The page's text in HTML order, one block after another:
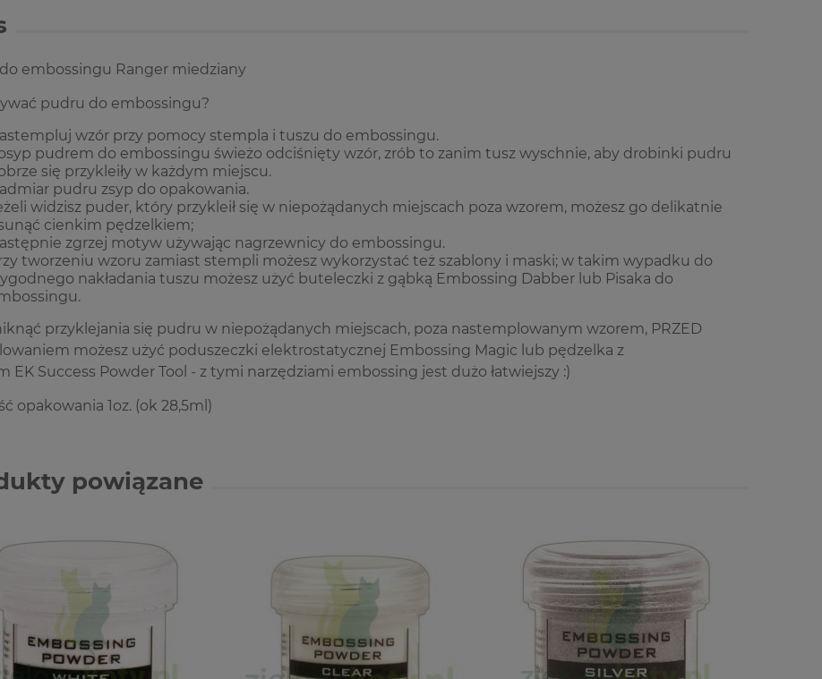
embossingu Ranger miedziany
pudru do embossingu?
wzór przy pomocy stempla i tuszu do embossingu.
pudrem do embossingu świeżo odciśnięty wzór, zrób to zanim tusz wyschnie, aby drobinki pudru
się przykleiły w każdym miejscu.
pudru zsyp do opakowania.
widzisz puder, który przykleił się w niepożądanych miejscach poza wzorem, możesz go delikatnie
cienkim pędzelkiem;
zgrzej motyw używając nagrzewnicy do embossingu.
tworzeniu wzoru zamiast stempli możesz wykorzystać też szablony i maski; w takim wypadku do
nakładania tuszu możesz użyć buteleczki z gąbką Embossing Dabber lub Pisaka do
przyklejania się pudru w niepożądanych miejscach, poza nastemplowanym wzorem, PRZED
możesz użyć poduszeczki elektrostatycznej Embossing Magic lub pędzelka z
EK Success Powder Tool - z tymi narzędziami embossing jest dużo łatwiejszy :)
opakowania 1oz. (ok 28,5ml)
powiązane